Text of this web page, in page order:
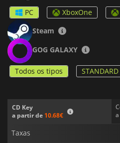
PC XboxOne
Steam
GOG GALAXY
Todos os tipos
CD Key
a partir de 10.68€
Taxas